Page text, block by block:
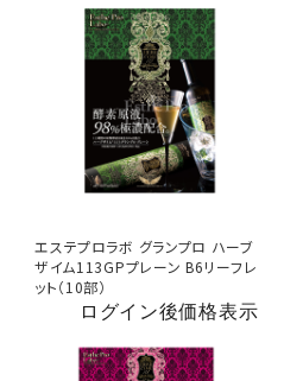
エステプロラボ グランプロ ハーブ
ザイム113GPプレーン B6リーフレ
ット（10部）
ログイン後価格表示